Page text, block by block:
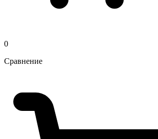
0
Сравнение